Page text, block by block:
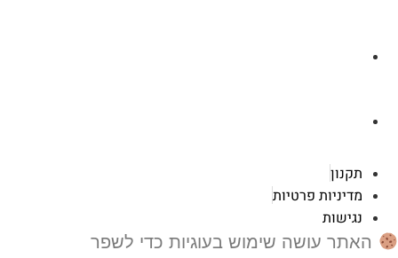
תקנון
מדיניות פרטיות
נגישות
האתר עושה שימוש בעוגיות כדי לשפר